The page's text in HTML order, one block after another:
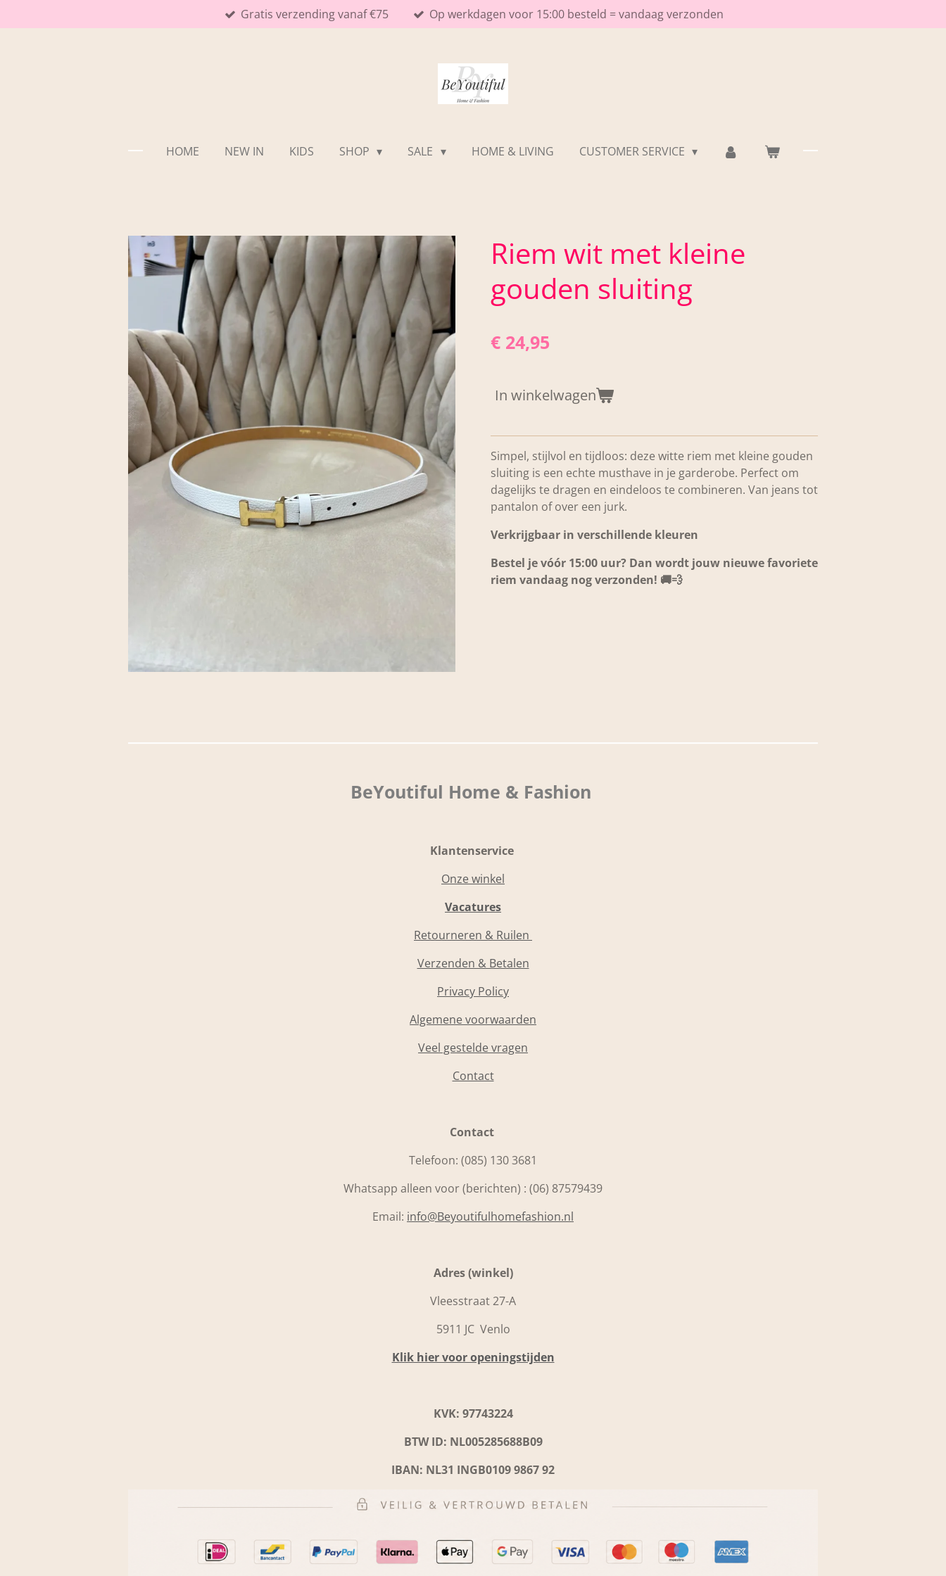
direct
Gratis verzending vanaf €75 Op werkdagen voor 15:00 besteld = vandaag verzonden
HOME NEW IN KIDS SHOP SALE HOME & LIVING CUSTOMER SERVICE
Riem wit met kleine
gouden sluiting
€ 24,95
In winkelwagen
Simpel, stijlvol en tijdloos: deze witte riem met kleine gouden
sluiting is een echte musthave in je garderobe. Perfect om
dagelijks te dragen en eindeloos te combineren. Van jeans tot
pantalon of over een jurk.
Verkrijgbaar in verschillende kleuren
Bestel je vóór 15:00 uur? Dan wordt jouw nieuwe favoriete
riem vandaag nog verzonden! 🚚💨
BeYoutiful Home & Fashion
Klantenservice
Onze winkel
Vacatures
Retourneren & Ruilen
Verzenden & Betalen
Privacy Policy
Algemene voorwaarden
Veel gestelde vragen
Contact
Contact
Telefoon: (085) 130 3681
Whatsapp alleen voor (berichten) : (06) 87579439
Email: info@Beyoutifulhomefashion.nl
Adres (winkel)
Vleesstraat 27-A
5911 JC Venlo
Klik hier voor openingstijden
KVK: 97743224
BTW ID: NL005285688B09
IBAN: NL31 INGB0109 9867 92